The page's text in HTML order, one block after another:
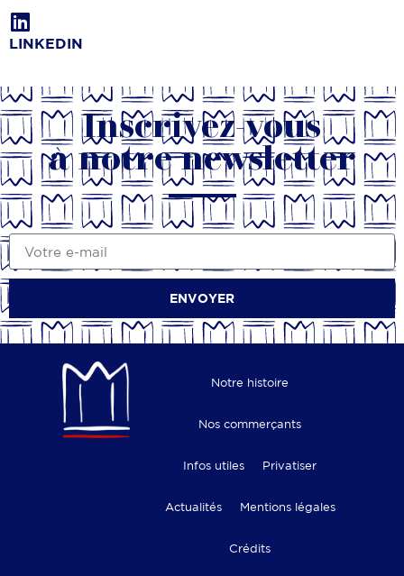
LINKEDIN
Inscrivez-vous
à notre newsletter
ENVOYER
Notre histoire
Nos commerçants
Infos utiles Privatiser
Actualités Mentions légales
Crédits